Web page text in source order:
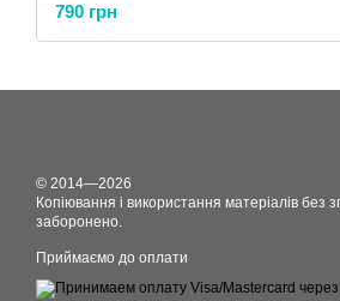
790 грн
© 2014—2026
Копіювання і використання матеріалів без
заборонено.
Приймаємо до оплати